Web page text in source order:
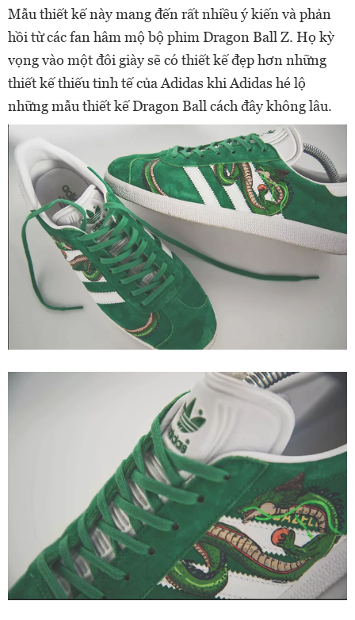
Mẫu thiết kế này mang đến rất nhiều ý kiến và phản
hồi từ các fan hâm mộ bộ phim Dragon Ball Z. Họ kỳ
vọng vào một đôi giày sẽ có thiết kế đẹp hơn những
thiết kế thiếu tinh tế của Adidas khi Adidas hé lộ
những mẫu thiết kế Dragon Ball cách đây không lâu.